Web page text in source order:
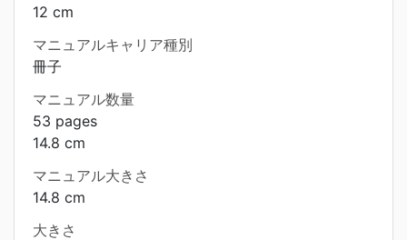
12 cm
マニュアルキャリア種別
冊子
マニュアル数量
53 pages
14.8 cm
マニュアル大きさ
14.8 cm
大きさ